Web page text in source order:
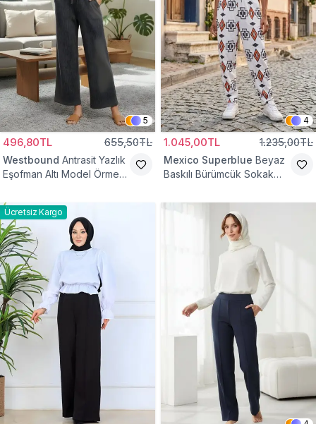
5
496,80TL 655,50TL
Westbound Antrasit Yazlık
Eşofman Altı Model Örme
4
1.045,00TL 1.235,00TL
Mexico Superblue Beyaz
Baskılı Bürümcük Sokak
Ücretsiz Kargo